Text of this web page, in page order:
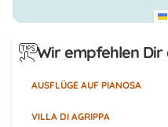
Wir empfehlen Dir
AUSFLÜGE AUF PIANOSA
VILLA DI AGRIPPA